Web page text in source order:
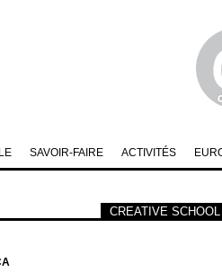
CREATIVE
ACTIVITÉS
SAVOIR-FAIRE